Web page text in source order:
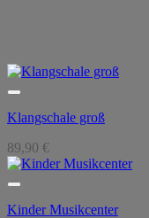
Klangschale groß
89,90 €
Kinder Musikcenter